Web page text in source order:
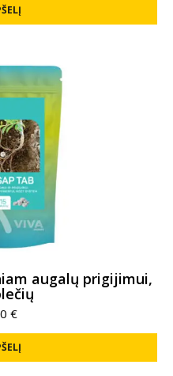
augalų prigijimui,
€